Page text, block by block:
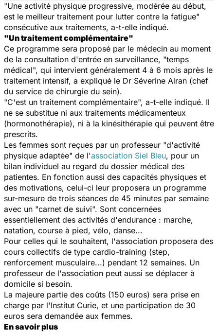
"Une activité physique progressive, modérée au début,
est le meilleur traitement pour lutter contre la fatigue"
consécutive aux traitements, a-t-elle indiqué.
"Un traitement complémentaire"
Ce programme sera proposé par le médecin au moment
de la consultation d'entrée en surveillance, "temps
médical", qui intervient généralement 4 à 6 mois après le
traitement intensif, a expliqué le Dr Séverine Alran (chef
du service de chirurgie du sein).
"C'est un traitement complémentaire", a-t-elle indiqué. Il
ne se substitue ni aux traitements médicamenteux
(hormonothérapie), ni à la kinésithérapie qui peuvent être
prescrits.
Les femmes sont reçues par un professeur "d'activité
physique adaptée" de l'association Siel Bleu, pour un
bilan individuel au regard du dossier médical des
patientes. En fonction aussi des capacités physiques et
des motivations, celui-ci leur proposera un programme
sur-mesure de trois séances de 45 minutes par semaine
avec un "carnet de suivi". Sont concernées
essentiellement des activités d'endurance : marche,
natation, course à pied, vélo, danse...
Pour celles qui le souhaitent, l'association proposera des
cours collectifs de type cardio-training (step,
renforcement musculaire...) pendant 12 semaines. Un
professeur de l'association peut aussi se déplacer à
domicile si besoin.
La majeure partie des coûts (150 euros) sera prise en
charge par l'Institut Curie, et une participation de 30
euros sera demandée aux femmes.
En savoir plus